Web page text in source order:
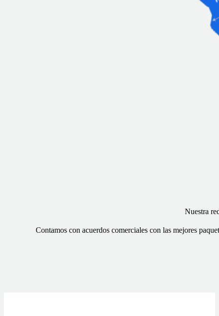
Nuestra
Contamos con acuerdos comerciales con las mejores